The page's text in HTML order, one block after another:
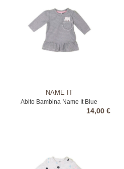
NAME IT
Abito Bambina Name It Blue
14,00 €